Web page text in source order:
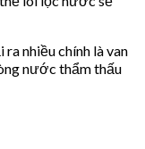
nhiều chính là van
nước thẩm thấu